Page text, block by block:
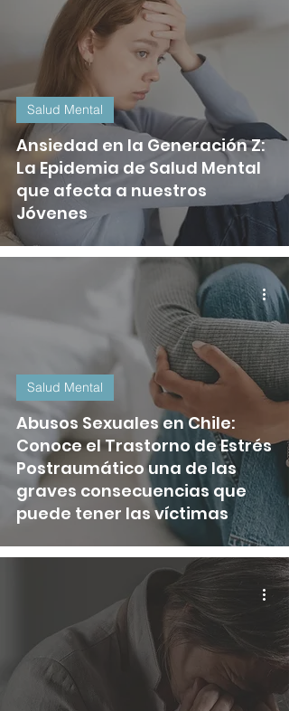
Ansiedad en la Generación Z:
La Epidemia de Salud Mental
que afecta a nuestros
Jóvenes
Salud Mental
Abusos Sexuales en Chile:
Conoce el Trastorno de Estrés
Postraumático una de las
graves consecuencias que
puede tener las víctimas
Salud Mental